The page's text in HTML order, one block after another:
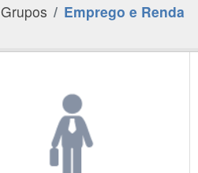
Grupos Emprego e Renda